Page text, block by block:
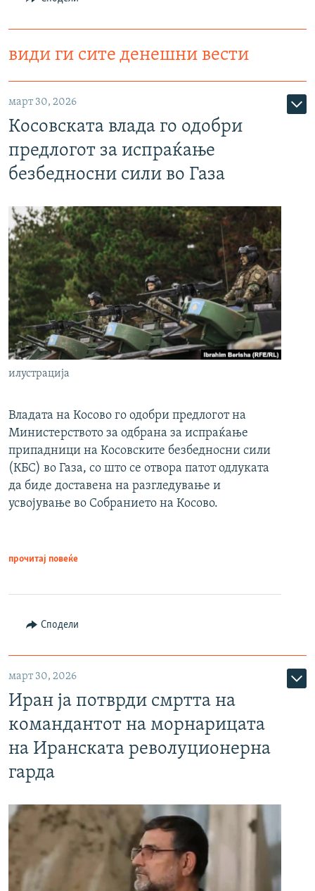
види ги сите денешни вести
март 30, 2026
Косовската влада го одобри
предлогот за испраќање
безбедносни сили во Газа
илустрација
Владата на Косово го одобри предлогот на
Министерството за одбрана за испраќање
припадници на Косовските безбедносни сили
(КБС) во Газа, со што се отвора патот одлуката
да биде доставена на разгледување и
усвојување во Собранието на Косово.
прочитај повеќе
Сподели
март 30, 2026
Иран ја потврди смртта на
командантот на морнарицата
на Иранската револуционерна
гарда